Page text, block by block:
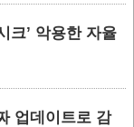
크’ 악용한 자율
업데이트로 감